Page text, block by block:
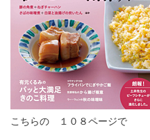
こちらの １０８ページで